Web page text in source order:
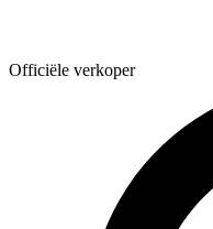
Officiële verkoper